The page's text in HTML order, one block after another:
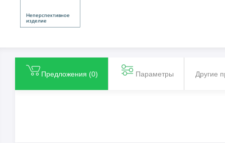
Неперспективное
изделие
Предложения (0) Параметры Другие